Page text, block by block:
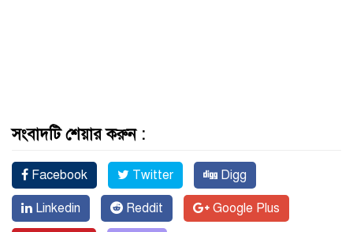
সংবাদটি শেয়ার করুন :
Facebook Twitter Digg
Linkedin Reddit Google Plus